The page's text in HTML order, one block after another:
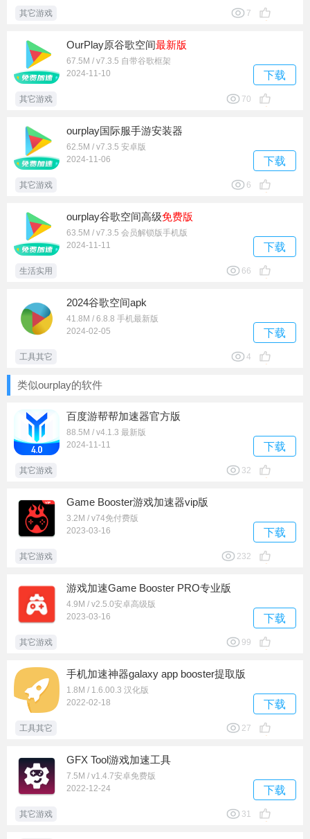
其它游戏 7
OurPlay原谷歌空间最新版
67.5M / v7.3.5 自带谷歌框架
2024-11-10
下载
其它游戏 70
ourplay国际服手游安装器
62.5M / v7.3.5 安卓版
2024-11-06
下载
其它游戏 6
ourplay谷歌空间高级免费版
63.5M / v7.3.5 会员解锁版手机版
2024-11-11
下载
生活实用 66
2024谷歌空间apk
41.8M / 6.8.8 手机最新版
2024-02-05
下载
工具其它 4
类似ourplay的软件
百度游帮帮加速器官方版
88.5M / v4.1.3 最新版
2024-11-11
下载
其它游戏 32
Game Booster游戏加速器vip版
3.2M / v74免付费版
2023-03-16
下载
其它游戏 232
游戏加速Game Booster PRO专业版
4.9M / v2.5.0安卓高级版
2023-03-16
下载
其它游戏 99
手机加速神器galaxy app booster提取版
1.8M / 1.6.00.3 汉化版
2022-02-18
下载
工具其它 27
GFX Tool游戏加速工具
7.5M / v1.4.7安卓免费版
2022-12-24
下载
其它游戏 31